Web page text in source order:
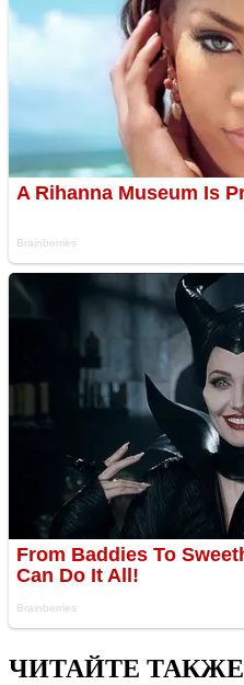
ЧИТАЙТЕ ТАКЖЕ